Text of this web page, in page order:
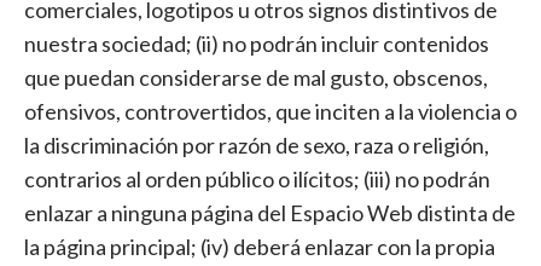
comerciales, logotipos u otros signos distintivos de
nuestra sociedad; (ii) no podrán incluir contenidos
que puedan considerarse de mal gusto, obscenos,
ofensivos, controvertidos, que inciten a la violencia o
la discriminación por razón de sexo, raza o religión,
contrarios al orden público o ilícitos; (iii) no podrán
enlazar a ninguna página del Espacio Web distinta de
la página principal; (iv) deberá enlazar con la propia